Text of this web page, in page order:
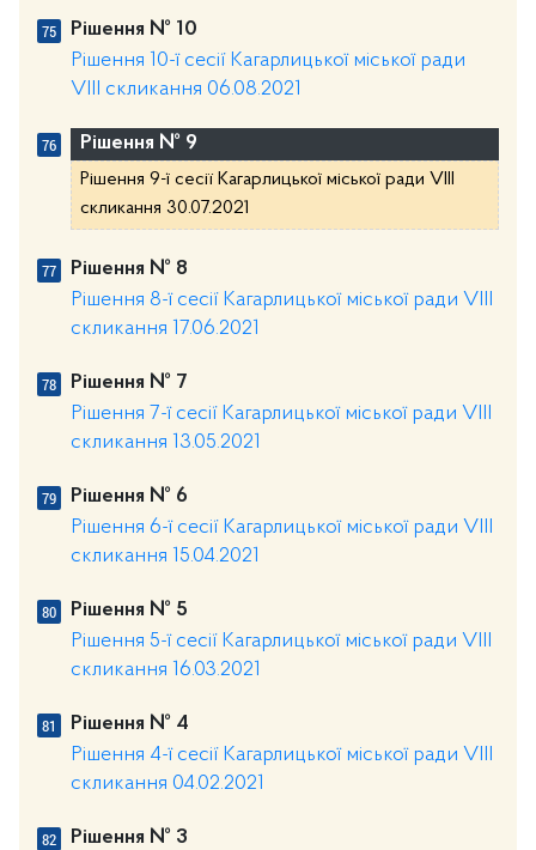
Рішення № 10
Рішення 10-ї сесії Кагарлицької міської ради
VIII скликання 06.08.2021
Рішення № 9
Рішення 9-ї сесії Кагарлицької міської ради VIII
скликання 30.07.2021
Рішення № 8
Рішення 8-ї сесії Кагарлицької міської ради VIII
скликання 17.06.2021
Рішення № 7
Рішення 7-ї сесії Кагарлицької міської ради VIII
скликання 13.05.2021
Рішення № 6
Рішення 6-ї сесії Кагарлицької міської ради VIII
скликання 15.04.2021
Рішення № 5
Рішення 5-ї сесії Кагарлицької міської ради VIII
скликання 16.03.2021
Рішення № 4
Рішення 4-ї сесії Кагарлицької міської ради VIII
скликання 04.02.2021
Рішення № 3